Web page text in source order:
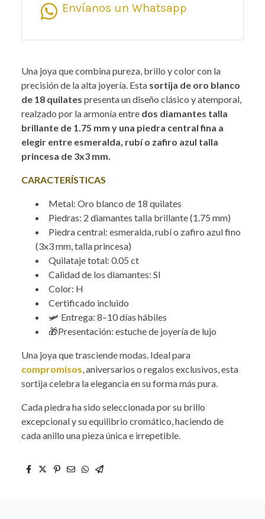
Envíanos un Whatsapp
Una joya que combina pureza, brillo y color con la
precisión de la alta joyería. Esta sortija de oro blanco
de 18 quilates presenta un diseño clásico y atemporal,
realzado por la armonía entre dos diamantes talla
brillante de 1.75 mm y una piedra central fina a
elegir entre esmeralda, rubí o zafiro azul talla
princesa de 3x3 mm.
CARACTERÍSTICAS
Metal: Oro blanco de 18 quilates
Piedras: 2 diamantes talla brillante (1.75 mm)
Piedra central: esmeralda, rubí o zafiro azul fino
(3x3 mm, talla princesa)
Quilataje total: 0.05 ct
Calidad de los diamantes: SI
Color: H
Certificado incluido
🛩️ Entrega: 8–10 días hábiles
🎁Presentación: estuche de joyería de lujo
Una joya que trasciende modas. Ideal para
compromisos, aniversarios o regalos exclusivos, esta
sortija celebra la elegancia en su forma más pura.
Cada piedra ha sido seleccionada por su brillo
excepcional y su equilibrio cromático, haciendo de
cada anillo una pieza única e irrepetible.